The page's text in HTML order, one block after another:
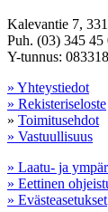
Kalevantie 7,
Puh. (03) 345 45
Y-tunnus:
» Yhteystiedot
» Rekisteriseloste
» Toimitusehdot
» Vastuullisuus
» Laatu- ja
» Eettinen
» Evästeasetukset